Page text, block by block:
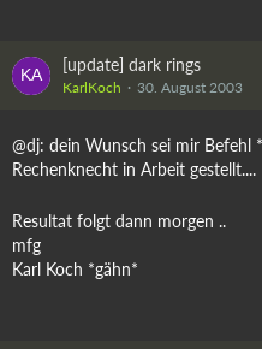
[update] dark rings
KarlKoch 30. August 2003
@dj: dein Wunsch sei mir Befehl
Rechenknecht in Arbeit gestellt....
Resultat folgt dann morgen ..
mfg
Karl Koch *gähn*